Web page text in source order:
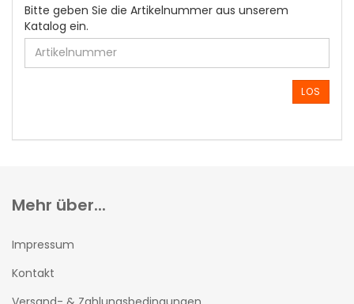
BITTE
GEBEN
SIE
DIE
ARTIKELNUMMER
EIN.
Bitte geben Sie die Artikelnummer aus unserem
Katalog ein.
LOS
Mehr über...
Impressum
Kontakt